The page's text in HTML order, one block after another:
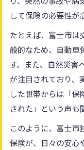
して保険の必要性が
たとえば、富士市は
般的なため、自動車
す。また、自然災害
が注目されており、
した世帯からは「
された」という声も
このように、富士市
保険が、日々の安心